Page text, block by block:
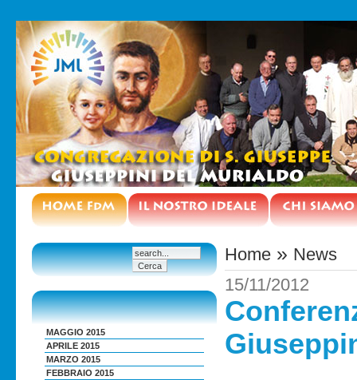
MAGGIO 2015
APRILE 2015
MARZO 2015
FEBBRAIO 2015
Home » News
15/11/2012